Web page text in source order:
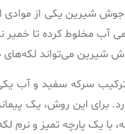
شیرین یکی از موادی
آب مخلوط کرده تا خمیر
شیرین می‌تواند
سرکه سفید و آب یکی
برای این روش، یک
یک پارچه تمیز و نرم